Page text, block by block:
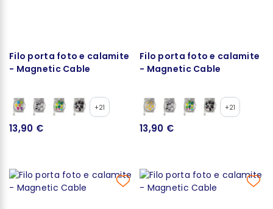
Filo porta foto e calamite
- Magnetic Cable
+21
13,90 €
Filo porta foto e calamite
- Magnetic Cable
+21
13,90 €